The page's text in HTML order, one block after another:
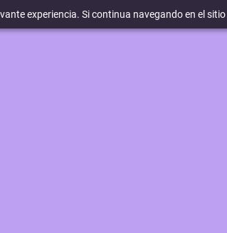
experiencia. Si continua navegando en el